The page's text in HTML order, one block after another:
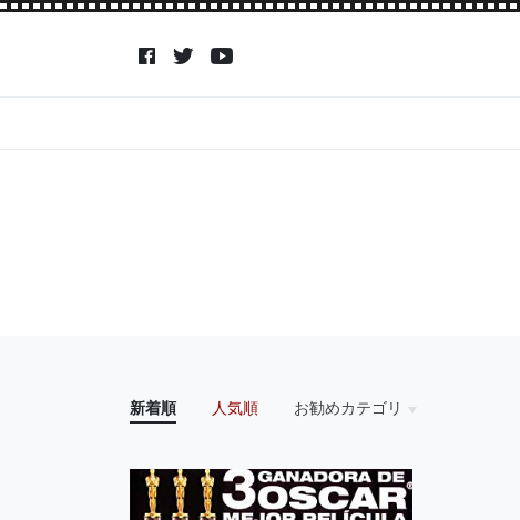
新着順 人気順 お勧めカテゴリ
HOME
アイドル
アクション・アドベンチャー
アニメ